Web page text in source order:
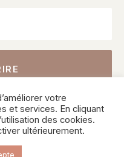
offres sur les soins, les
de nos professionnels.
réservés. Une création
votre
et services. En cliquant
des cookies.
ultérieurement.